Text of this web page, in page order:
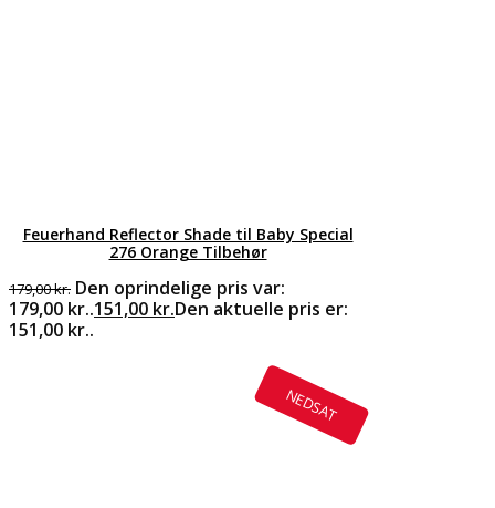
Feuerhand Reflector Shade til Baby Special
276 Orange Tilbehør
179,00kr. Den oprindelige pris var:
179,00 kr..151,00 kr.Den aktuelle pris er:
151,00 kr..
NEDSAT